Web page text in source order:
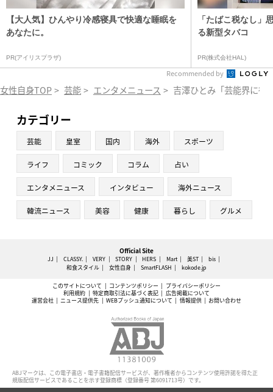
【大人気】ひんやり冷感寝具で快適な睡眠を
あなたに。
PR(アイリスプラザ)
「たばこ税なし」
る新型タバコ
PR(株式会社HAL)
Recommended by
女性自身TOP > 芸能 > エンタメニュース > 吉澤ひとみ「芸能界に復
カテゴリー
芸能 皇室 国内 海外 スポーツ
ライフ コミック コラム 占い
エンタメニュース インタビュー 海外ニュース
韓流ニュース 美容 健康 暮らし グルメ
Official Site
JJ CLASSY. VERY STORY HERS Mart 美ST
bis
和食スタイル
女性自身 SmartFLASH kokode.jp
このサイトについて コンテンツポリシー
プライバシーポリシー
利用規約
特定商取引法に基づく表記
広告掲載について
運営会社
ニュース提供先 WEBプッシュ通知について 情報提供 お問い合わせ
ABJマークは、この電子書店・電子書籍配信サービスが、著作権者からコンテンツ使用許諾を得た正
規版配信サービスであることを示す登録商標（登録番号 第6091713号）です。